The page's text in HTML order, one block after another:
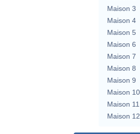
Maison 3
Maison 4
Maison 5
Maison 6
Maison 7
Maison 8
Maison 9
Maison 10
Maison 11
Maison 12